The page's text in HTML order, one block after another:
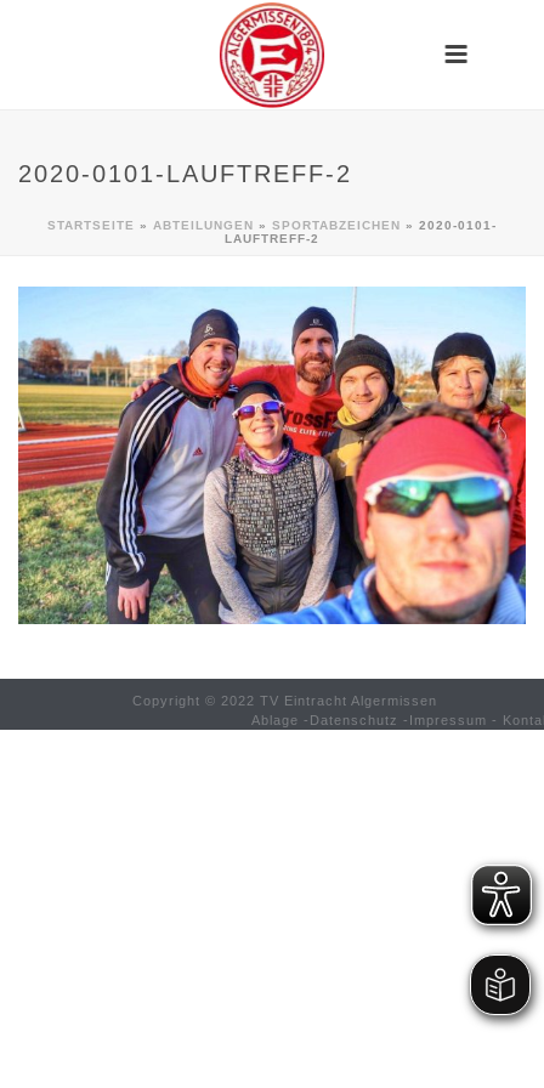
2020-0101-LAUFTREFF-2
STARTSEITE » ABTEILUNGEN » SPORTABZEICHEN » 2020-0101-
LAUFTREFF-2
Copyright © 2022 TV Eintracht Algermissen
Ablage - Datenschutz - Impressum -